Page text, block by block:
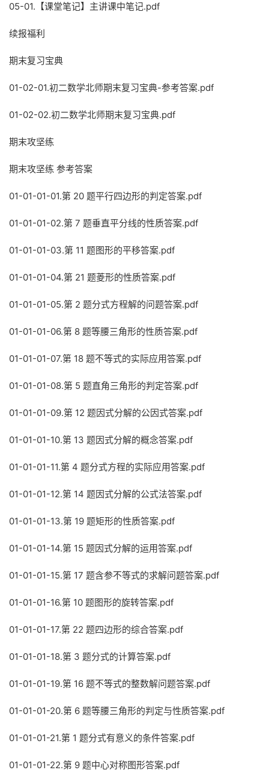
05-01.【课堂笔记】主讲课中笔记.pdf
续报福利
期末复习宝典
01-02-01.初二数学北师期末复习宝典-参考答案.pdf
01-02-02.初二数学北师期末复习宝典.pdf
期末攻坚练
期末攻坚练 参考答案
01-01-01-01.第 20 题平行四边形的判定答案.pdf
01-01-01-02.第 7 题垂直平分线的性质答案.pdf
01-01-01-03.第 11 题图形的平移答案.pdf
01-01-01-04.第 21 题菱形的性质答案.pdf
01-01-01-05.第 2 题分式方程解的问题答案.pdf
01-01-01-06.第 8 题等腰三角形的性质答案.pdf
01-01-01-07.第 18 题不等式的实际应用答案.pdf
01-01-01-08.第 5 题直角三角形的判定答案.pdf
01-01-01-09.第 12 题因式分解的公因式答案.pdf
01-01-01-10.第 13 题因式分解的概念答案.pdf
01-01-01-11.第 4 题分式方程的实际应用答案.pdf
01-01-01-12.第 14 题因式分解的公式法答案.pdf
01-01-01-13.第 19 题矩形的性质答案.pdf
01-01-01-14.第 15 题因式分解的运用答案.pdf
01-01-01-15.第 17 题含参不等式的求解问题答案.pdf
01-01-01-16.第 10 题图形的旋转答案.pdf
01-01-01-17.第 22 题四边形的综合答案.pdf
01-01-01-18.第 3 题分式的计算答案.pdf
01-01-01-19.第 16 题不等式的整数解问题答案.pdf
01-01-01-20.第 6 题等腰三角形的判定与性质答案.pdf
01-01-01-21.第 1 题分式有意义的条件答案.pdf
01-01-01-22.第 9 题中心对称图形答案.pdf